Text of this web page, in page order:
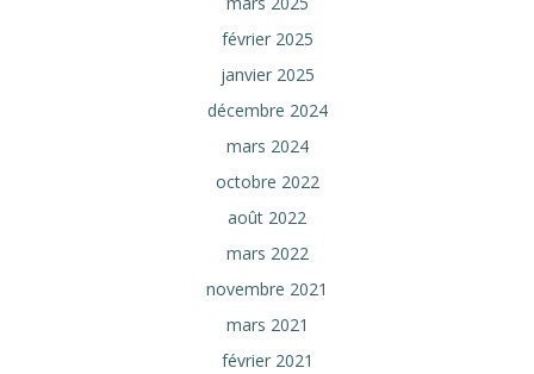
février 2025
janvier 2025
décembre 2024
mars 2024
octobre 2022
août 2022
mars 2022
novembre 2021
mars 2021
février 2021